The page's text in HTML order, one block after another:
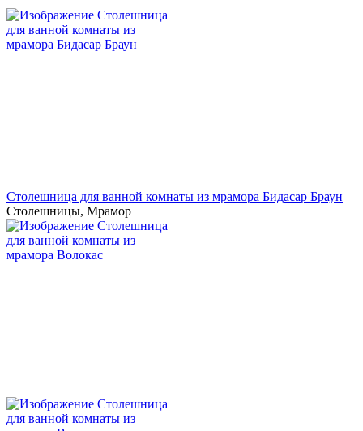
Столешница для ванной комнаты из мрамора Бидасар Браун
Столешницы, Мрамор